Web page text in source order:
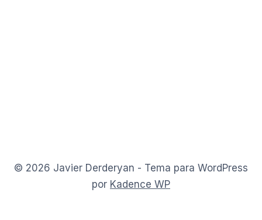
© 2026 Javier Derderyan - Tema para WordPress
por Kadence WP